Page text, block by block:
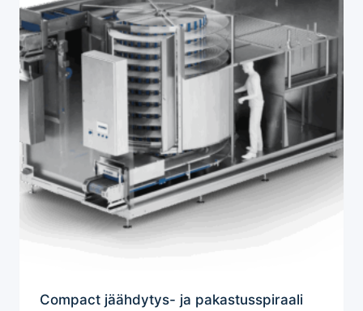
Compact jäähdytys- ja pakastusspiraali